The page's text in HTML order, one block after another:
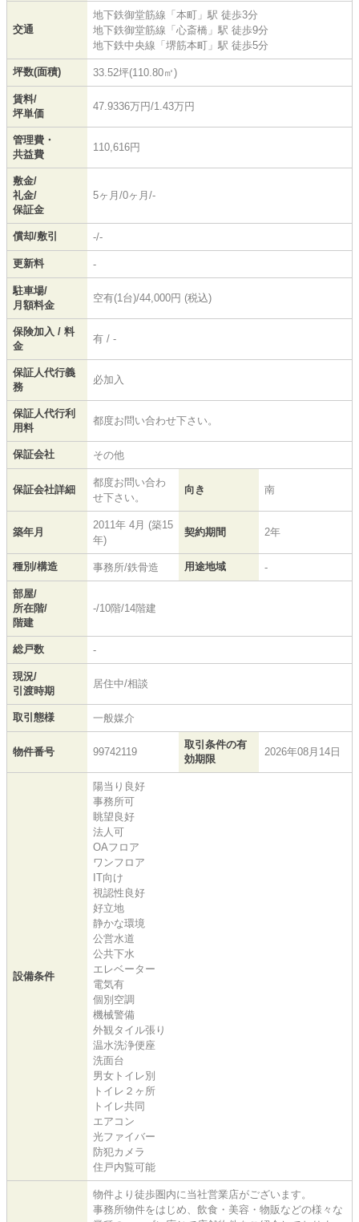
交通
地下鉄御堂筋線 「本町 」駅 徒歩3分
地下鉄御堂筋線 「心斎橋 」駅 徒歩9分
地下鉄中央線 「堺筋本町 」駅 徒歩5分
坪数(面積) 33.52坪(110.80㎡)
賃料/
坪単価
47.9336万円/1.43万円
管理費・
共益費
110,616円
敷金/
礼金/
保証金
5ヶ月/0ヶ月/-
償却/敷引 -/-
更新料 -
駐車場/
月額料金
空有(1台)/44,000円 (税込)
保険加入 / 料
金
有 / -
保証人代行義
務
必加入
保証人代行利
用料
都度お問い合わせ下さい。
保証会社 その他
保証会社詳細
都度お問い合わ
せ下さい。
向き 南
築年月
2011年 4月 (築15
年)
契約期間 2年
種別/構造 事務所/鉄骨造 用途地域 -
部屋/
所在階/
階建
-/10階/14階建
総戸数 -
現況/
引渡時期
居住中/相談
取引態様 一般媒介
物件番号 99742119
取引条件の有
効期限
2026年08月14日
設備条件
陽当り良好
事務所可
眺望良好
法人可
OAフロア
ワンフロア
IT向け
視認性良好
好立地
静かな環境
公営水道
公共下水
エレベーター
電気有
個別空調
機械警備
外観タイル張り
温水洗浄便座
洗面台
男女トイレ別
トイレ２ヶ所
トイレ共同
エアコン
光ファイバー
防犯カメラ
住戸内覧可能
物件より徒歩圏内に当社営業店がございます。
事務所物件をはじめ、飲食・美容・物販などの様々な